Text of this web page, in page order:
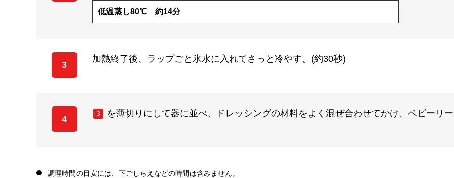
低温蒸し80℃ 約14分
3
加熱終了後、ラップごと氷水に入れてさっと冷やす。(約30秒)
4
3 を薄切りにして器に並べ、ドレッシングの材料をよく混ぜ合わせてかけ、ベビーリー
調理時間の目安には、下ごしらえなどの時間は含みません。